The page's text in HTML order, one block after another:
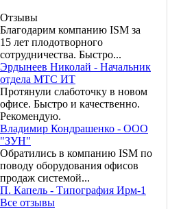
Отзывы
Благодарим компанию ISM за
15 лет плодотворного
сотрудничества. Быстро...
Эрдынеев Николай - Начальник
отдела МТС ИТ
Протянули слаботочку в новом
офисе. Быстро и качественно.
Рекомендую.
Владимир Кондрашенко - ООО
"ЗУН"
Обратились в компанию ISM по
поводу оборудования офисов
продаж системой...
П. Капель - Типография Ирм-1
Все отзывы